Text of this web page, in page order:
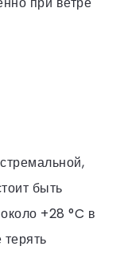
быть
+28 °C в